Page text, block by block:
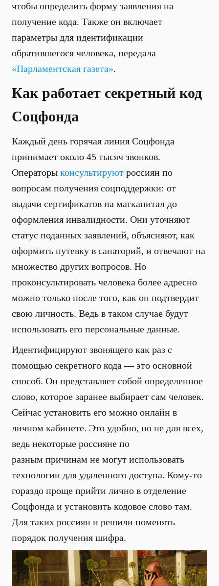
чтобы определить форму заявления на
получение кода. Также он включает
параметры для идентификации
обратившегося человека, передала
«Парламентская газета».
Как работает секретный код
Соцфонда
Каждый день горячая линия Соцфонда
принимает около 45 тысяч звонков.
Операторы консультируют россиян по
вопросам получения соцподдержки: от
выдачи сертификатов на маткапитал до
оформления инвалидности. Они уточняют
статус поданных заявлений, объясняют, как
оформить путевку в санаторий, и отвечают на
множество других вопросов. Но
проконсультировать человека более адресно
можно только после того, как он подтвердит
свою личность. Ведь в таком случае будут
использовать его персональные данные.
Идентифицируют звонящего как раз с
помощью секретного кода — это основной
способ. Он представляет собой определенное
слово, которое заранее выбирает сам человек.
Сейчас установить его можно онлайн в
личном кабинете. Это удобно, но не для всех,
ведь некоторые россияне по
разным причинам не могут использовать
технологии для удаленного доступа. Кому-то
гораздо проще прийти лично в отделение
Соцфонда и установить кодовое слово там.
Для таких россиян и решили поменять
порядок получения шифра.